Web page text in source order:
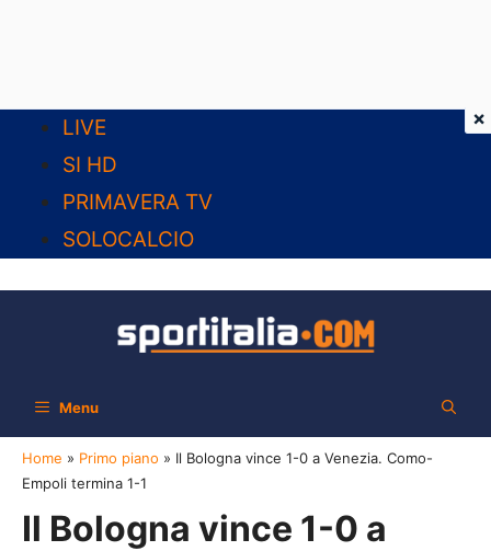
contenuto
LIVE
SI HD
PRIMAVERA TV
SOLOCALCIO
Menu
Home » Primo piano » Il Bologna vince 1-0 a Venezia. Como-
Empoli termina 1-1
Il Bologna vince 1-0 a
×